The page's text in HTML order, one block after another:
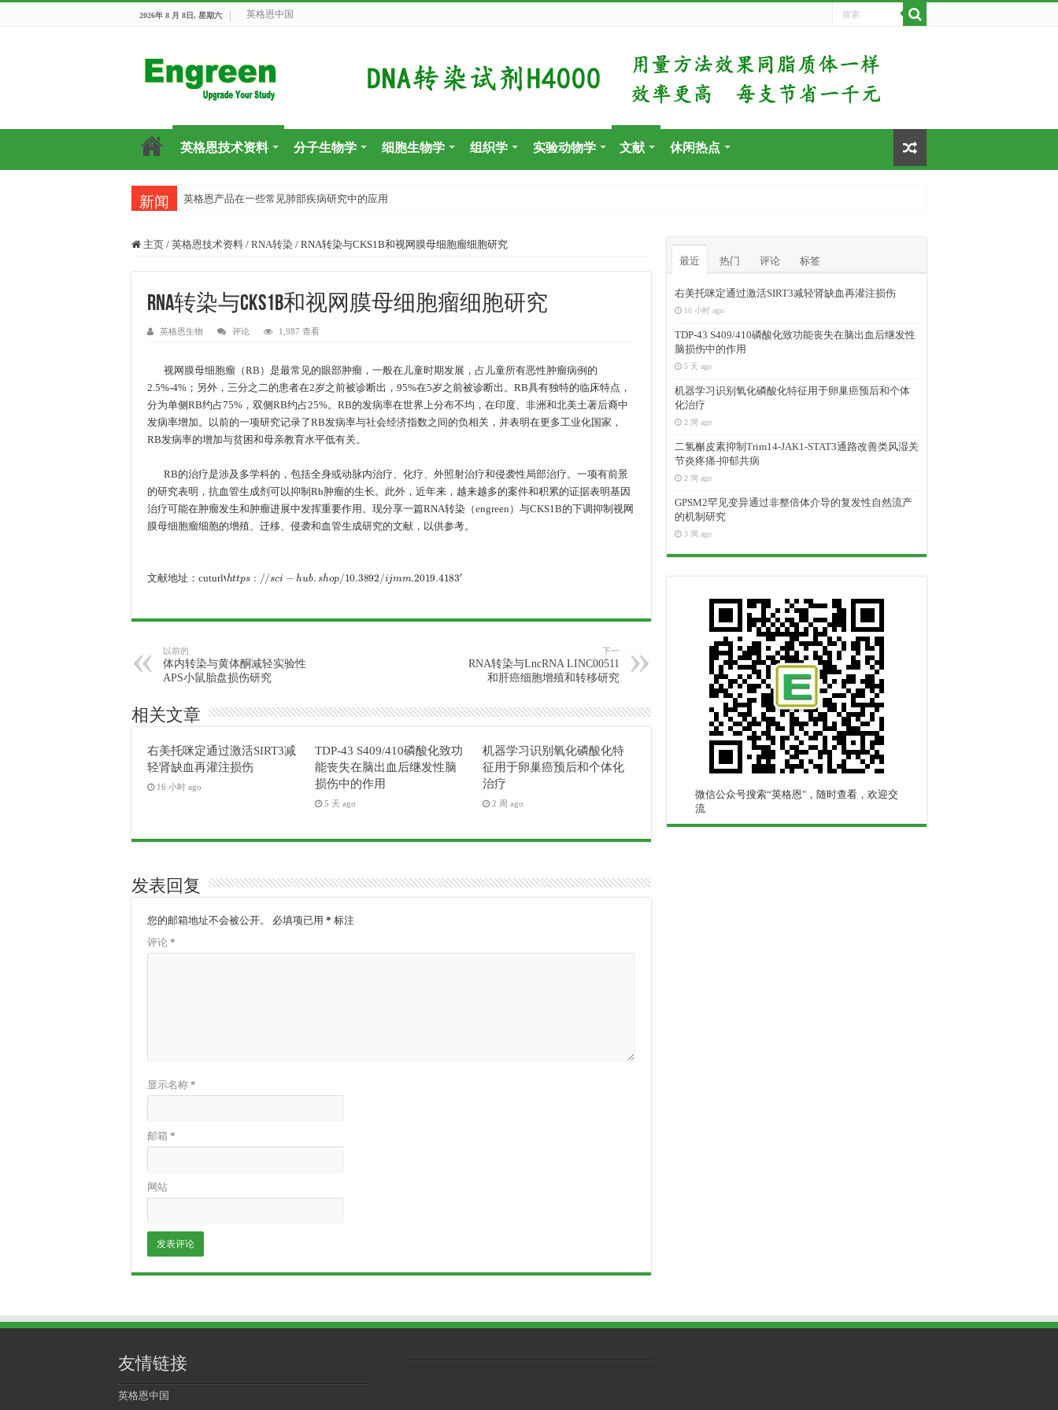
2026年 8 月 8日, 星期六 英格恩中国
英格恩技术资料 分子生物学 细胞生物学 组织学 实验动物学 文献 休闲热点
新闻 英格恩产品在一些常见肺部疾病研究中的应用
主页 / 英格恩技术资料 / RNA转染 / RNA转染与CKS1B和视网膜母细胞瘤细胞研究
RNA转染与CKS1B和视网膜母细胞瘤细胞研究
英格恩生物 评论 1,987 查看
视网膜母细胞瘤（RB）是最常见的眼部肿瘤，一般在儿童时期发展，占儿童所有恶性肿瘤病例的
2.5%-4%；另外，三分之二的患者在2岁之前被诊断出，95%在5岁之前被诊断出。RB具有独特的临床特点，
分为单侧RB约占75%，双侧RB约占25%。RB的发病率在世界上分布不均，在印度、非洲和北美土著后裔中
发病率增加。以前的一项研究记录了RB发病率与社会经济指数之间的负相关，并表明在更多工业化国家，
RB发病率的增加与贫困和母亲教育水平低有关。
RB的治疗是涉及多学科的，包括全身或动脉内治疗、化疗、外照射治疗和侵袭性局部治疗。一项有前景
的研究表明，抗血管生成剂可以抑制Rb肿瘤的生长。此外，近年来，越来越多的案件和积累的证据表明基因
治疗可能在肿瘤发生和肿瘤进展中发挥重要作用。现分享一篇RNA转染（engreen）与CKS1B的下调抑制视网
膜母细胞瘤细胞的增殖、迁移、侵袭和血管生成研究的文献，以供参考。
文献地址：cuturl‘ h t tp c i u sh p 10.3892/ jmm.2019 .4183′
以前的
体内转染与黄体酮减轻实验性
APS小鼠胎盘损伤研究
下一
RNA转染与LncRNA LINC00511
和肝癌细胞增殖和转移研究
相关文章
右美托咪定通过激活SIRT3减
轻肾缺血再灌注损伤
16 小时 ago
TDP-43 S409/410磷酸化致功
能丧失在脑出血后继发性脑
损伤中的作用
5 天 ago
机器学习识别氧化磷酸化特
征用于卵巢癌预后和个体化
治疗
2 周 ago
发表回复
您的邮箱地址不会被公开。 必填项已用 * 标注
评论 *
显示名称 *
邮箱 *
网站
最近 热门 评论 标签
右美托咪定通过激活SIRT3减轻肾缺血再灌注损伤
16 小时 ago
TDP-43 S409/410磷酸化致功能丧失在脑出血后继发性
脑损伤中的作用
5 天 ago
机器学习识别氧化磷酸化特征用于卵巢癌预后和个体
化治疗
2 周 ago
二氢槲皮素抑制Trim14-JAK1-STAT3通路改善类风湿关
节炎疼痛-抑郁共病
2 周 ago
GPSM2罕见变异通过非整倍体介导的复发性自然流产
的机制研究
3 周 ago
微信公众号搜索“英格恩"，随时查看，欢迎交
流
友情链接
英格恩中国